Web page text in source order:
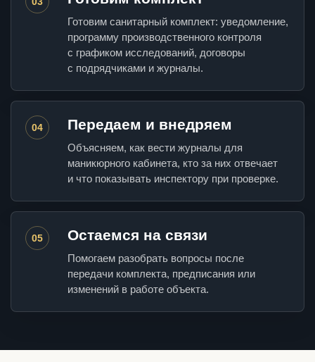
Готовим санитарный комплект: уведомление,
программу производственного контроля
с графиком исследований, договоры
с подрядчиками и журналы.
04 Передаем и внедряем
Объясняем, как вести журналы для
маникюрного кабинета, кто за них отвечает
и что показывать инспектору при проверке.
05 Остаемся на связи
Помогаем разобрать вопросы после
передачи комплекта, предписания или
изменений в работе объекта.